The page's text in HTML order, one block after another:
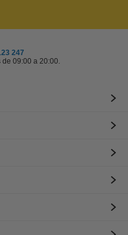
247
09:00 a 20:00.